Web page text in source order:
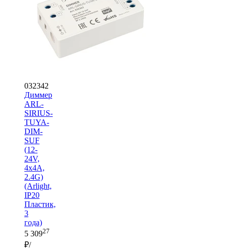
032342
Диммер
ARL-
SIRIUS-
TUYA-
DIM-
SUF
(12-
24V,
4x4A,
2.4G)
(Arlight,
IP20
Пластик,
3
года)
5 30927
₽/